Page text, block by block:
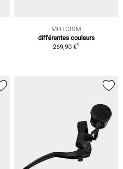
MOTOISM
différentes couleurs
269,90 €1